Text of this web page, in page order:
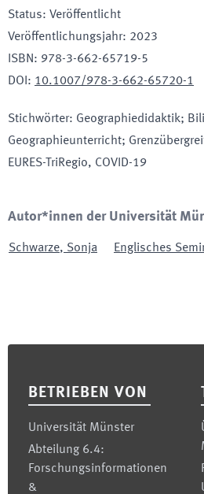
Status: Veröffentlicht
Veröffentlichungsjahr: 2023
ISBN: 978-3-662-65719-5
DOI : 10.1007/978-3-662-65720-1
Stichwörter: Geographiedidaktik;
Geographieunterricht;
EURES-TriRegio, COVID-19
Autor*innen der Universität
Schwarze, Sonja Englisches
BETRIEBEN VON
Universität Münster
Abteilung 6.4:
Forschungsinformationen
&